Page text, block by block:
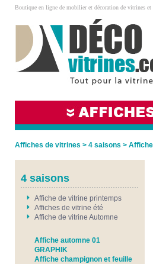
Boutique en ligne de mobilier et décoration de vitrines et
Affiches de vitrines > 4 saisons >
4 saisons
Affiche de vitrine printemps
Affiches de vitrine été
Affiche de vitrine Automne
Affiche automne 01
GRAPHIK
Affiche champignon et feuille